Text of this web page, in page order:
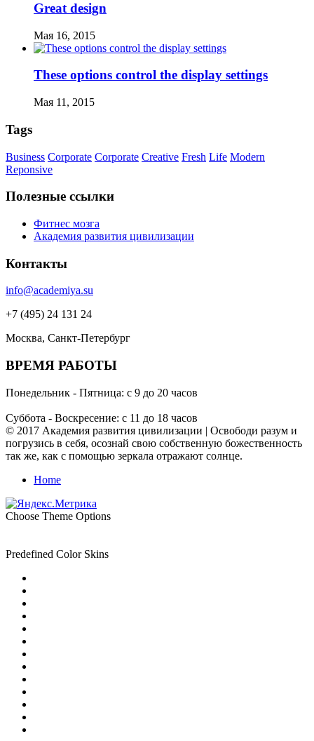
Great design
Мая 16, 2015
These options control the display settings
Мая 11, 2015
Tags
Business Corporate Corporate Creative Fresh Life Modern
Reponsive
Полезные ссылки
Фитнес мозга
Академия развития цивилизации
Контакты
info@academiya.su
+7 (495) 24 131 24
Москва, Санкт-Петербург
ВРЕМЯ РАБОТЫ
Понедельник - Пятница: с 9 до 20 часов
Суббота - Воскресение: с 11 до 18 часов
© 2017 Академия развития цивилизации | Освободи разум и
погрузись в себя, осознай свою собственную божественность
так же, как с помощью зеркала отражают солнце.
Home
Choose Theme Options
Predefined Color Skins